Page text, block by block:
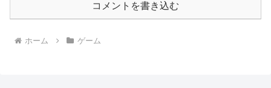
コメントを書き込む
ホーム ゲーム